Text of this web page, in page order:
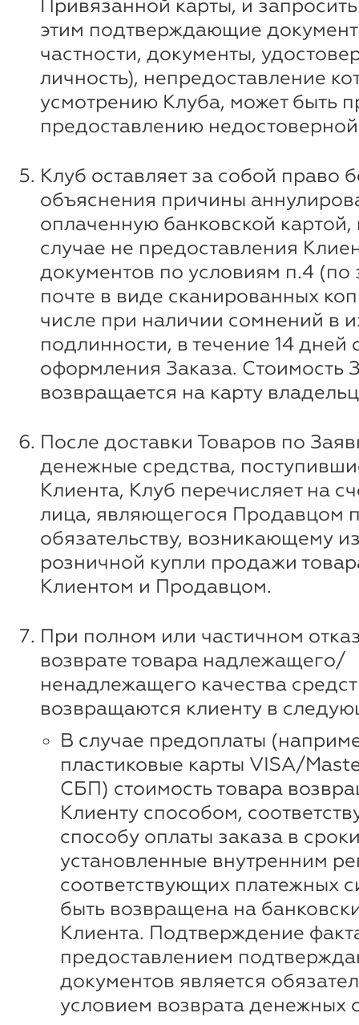
Привязанной карты, и
этим подтверждающие
частности, документы,
личность), непредоставление
усмотрению Клуба, может быть
предоставлению
Клуб оставляет за собой право
объяснения причины
оплаченную банковской картой,
случае не предоставления
документов по условиям п.4 (по
почте в виде сканированных
числе при наличии сомнений в
подлинности, в течение 14 дней
оформления Заказа. Стоимость
возвращается на карту
После доставки Товаров по
денежные средства,
Клиента, Клуб перечисляет на
лица, являющегося Продавцом
обязательству, возникающему
розничной купли продажи
Клиентом и Продавцом.
При полном или частичном
возврате товара надлежащего/
ненадлежащего качества
возвращаются клиенту в
В случае предоплаты
пластиковые карты VISA/
СБП) стоимость товара
Клиенту способом,
способу оплаты заказа в
установленные внутренним
соответствующих платежных
быть возвращена на
Клиента. Подтверждение
предоставлением
документов является
условием возврата денежных